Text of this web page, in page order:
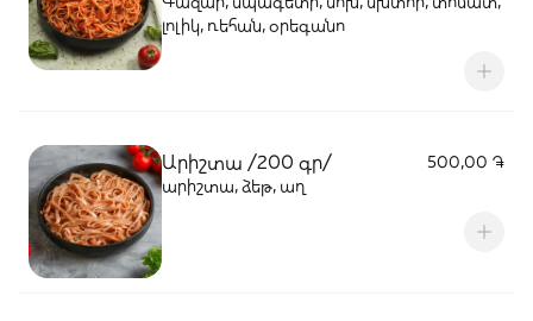
լոլիկ, ռեհան, օրեգանո
Արիշտա /200 գր/
500,00 ֏
արիշտա, ձեթ, աղ